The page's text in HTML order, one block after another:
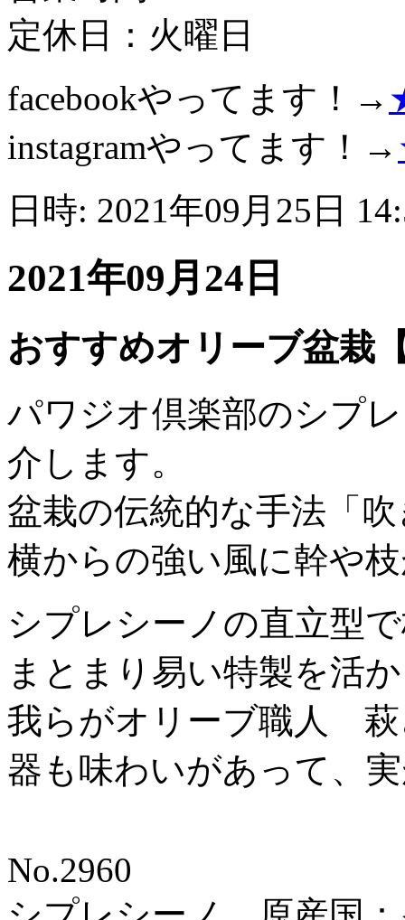
定休日：火曜日
facebookやってます！→
instagramやってます！→
日時: 2021年09月25日
2021年09月24日
おすすめオリーブ盆栽
パワジオ倶楽部のシプ
介します。
盆栽の伝統的な手法「
横からの強い風に幹や
シプレシーノの直立型
まとまり易い特製を活
我らがオリーブ職人 萩
器も味わいがあって、
No.2960